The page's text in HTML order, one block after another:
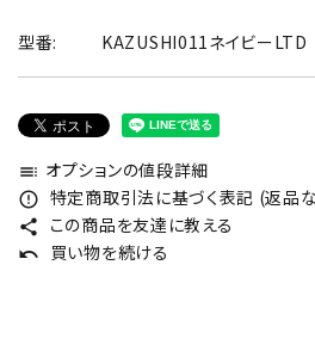
型番: KAZUSHI011ネイビーLTD
toc オプションの値段詳細
error_outline 特定商取引法に基づく表記 (返品
share この商品を友達に教える
undo 買い物を続ける